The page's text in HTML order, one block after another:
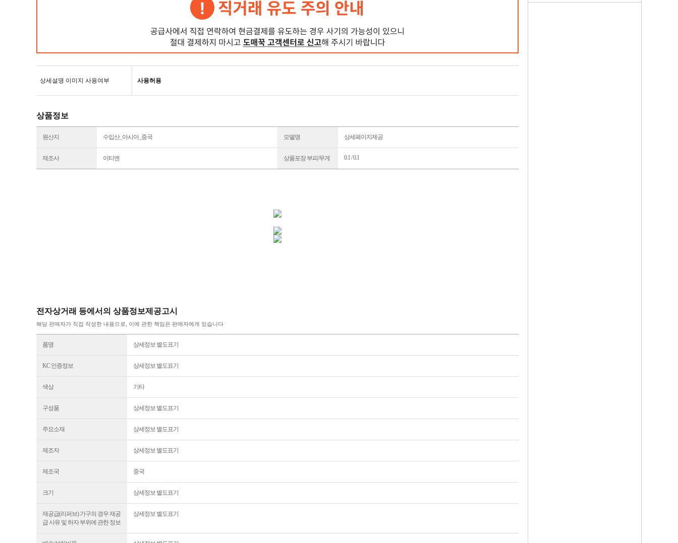
상세설명 이미지 사용여부 사용허용
상품정보
원산지 수입산_아시아_중국 모델명 상세페이지제공
제조사 이티엔 상품포장 부피/무게 0.1 / 0.1
전자상거래 등에서의 상품정보제공고시
해당 판매자가 직접 작성한 내용으로, 이에 관한 책임은 판매자에게 있습니다
품명 상세정보 별도표기
KC 인증정보 상세정보 별도표기
색상 기타
구성품 상세정보 별도표기
주요소재 상세정보 별도표기
제조자 상세정보 별도표기
제조국 중국
크기 상세정보 별도표기
재공급(리퍼브) 가구의 경우 재공
급 사유 및 하자 부위에 관한 정보
상세정보 별도표기